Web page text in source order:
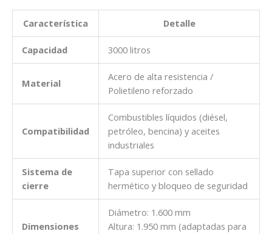
Característica Detalle
Capacidad 3000 litros
Material
Acero de alta resistencia /
Polietileno reforzado
Compatibilidad
Combustibles líquidos (diésel,
petróleo, bencina) y aceites
industriales
Sistema de
cierre
Tapa superior con sellado
hermético y bloqueo de seguridad
Dimensiones
Diámetro: 1.600 mm
Altura: 1.950 mm (adaptadas para